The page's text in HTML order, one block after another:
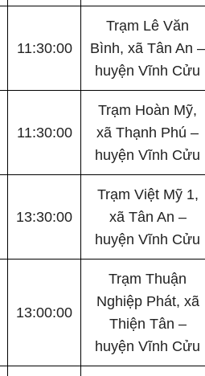
11:30:00
Trạm Lê Văn
Bình, xã Tân An –
huyện Vĩnh Cửu
11:30:00
Trạm Hoàn Mỹ,
xã Thạnh Phú –
huyện Vĩnh Cửu
13:30:00
Trạm Việt Mỹ 1,
xã Tân An –
huyện Vĩnh Cửu
13:00:00
Trạm Thuận
Nghiệp Phát, xã
Thiện Tân –
huyện Vĩnh Cửu